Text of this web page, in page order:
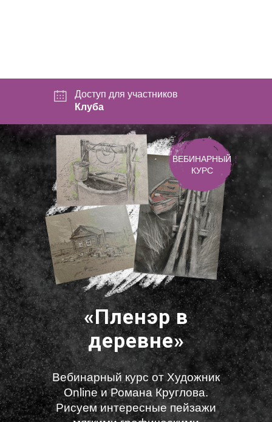
«Пленэр в
деревне»
Доступ для участников
Клуба
Вебинарный курс от Художник
Online и Романа Круглова.
Рисуем интересные пейзажи
ВЕБИНАРНЫЙ
КУРС